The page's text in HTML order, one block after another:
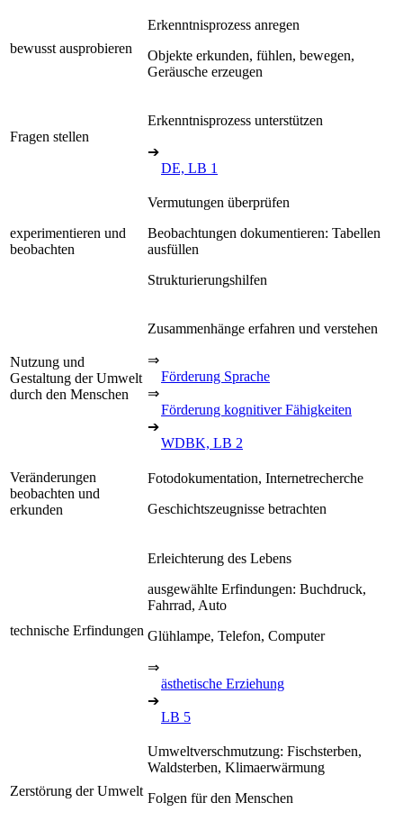
bewusst ausprobieren
Erkenntnisprozess anregen
Objekte erkunden, fühlen, bewegen,
Geräusche erzeugen
Fragen stellen
Erkenntnisprozess unterstützen
➔
DE, LB 1
experimentieren und
beobachten
Vermutungen überprüfen
Beobachtungen dokumentieren: Tabellen
ausfüllen
Strukturierungshilfen
Nutzung und
Gestaltung der Umwelt
durch den Menschen
Zusammenhänge erfahren und verstehen
⇒
Förderung Sprache
⇒
Förderung kognitiver Fähigkeiten
➔
WDBK, LB 2
Veränderungen
beobachten und
erkunden
Fotodokumentation, Internetrecherche
Geschichtszeugnisse betrachten
technische Erfindungen
Erleichterung des Lebens
ausgewählte Erfindungen: Buchdruck,
Fahrrad, Auto
Glühlampe, Telefon, Computer
⇒
ästhetische Erziehung
➔
LB 5
Zerstörung der Umwelt
Umweltverschmutzung: Fischsterben,
Waldsterben, Klimaerwärmung
Folgen für den Menschen